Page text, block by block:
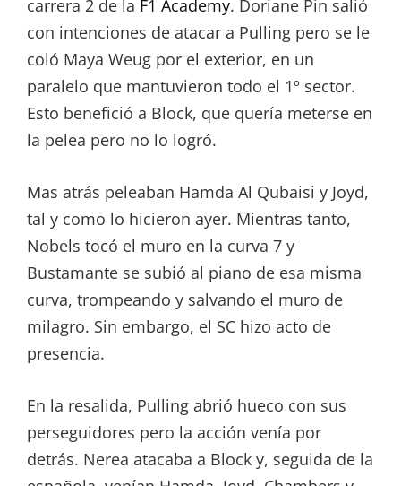
carrera 2 de la F1 Academy. Doriane Pin salió
con intenciones de atacar a Pulling pero se le
coló Maya Weug por el exterior, en un
paralelo que mantuvieron todo el 1º sector.
Esto benefició a Block, que quería meterse en
la pelea pero no lo logró.
Mas atrás peleaban Hamda Al Qubaisi y Joyd,
tal y como lo hicieron ayer. Mientras tanto,
Nobels tocó el muro en la curva 7 y
Bustamante se subió al piano de esa misma
curva, trompeando y salvando el muro de
milagro. Sin embargo, el SC hizo acto de
presencia.
En la resalida, Pulling abrió hueco con sus
perseguidores pero la acción venía por
detrás. Nerea atacaba a Block y, seguida de la